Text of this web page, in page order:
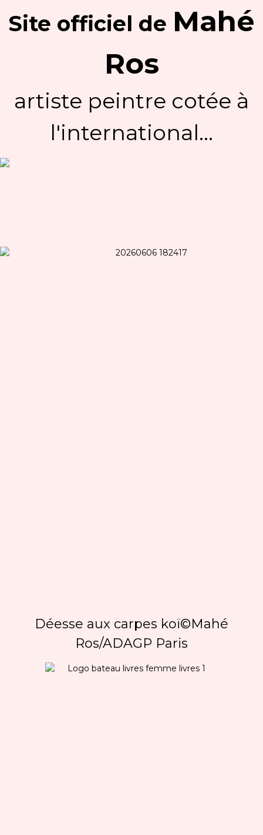
Site officiel de Mahé
Ros
artiste peintre cotée à
l'international...
Déesse aux carpes koï©Mahé
Ros/ADAGP Paris